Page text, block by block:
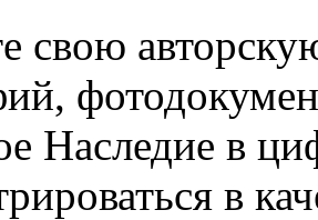
свою
Наследие в
в